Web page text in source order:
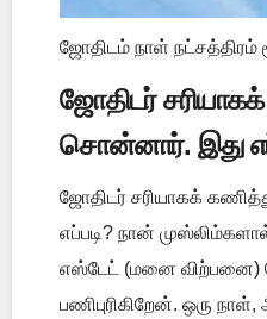
ஜோதிடம் நாள் நட்சத்திரம்
ஜோதிடர்
சொன்னார். இது
ஜோதிடர் சரியாகக்
எப்படி? நான்
எஸ்டேட் (மனை விற்பனை)
பணிபுரிகிறேன். ஒரு